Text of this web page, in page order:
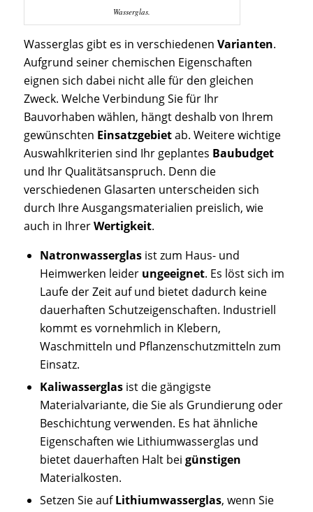
Wasserglas.
Wasserglas gibt es in verschiedenen Varianten.
Aufgrund seiner chemischen Eigenschaften
eignen sich dabei nicht alle für den gleichen
Zweck. Welche Verbindung Sie für Ihr
Bauvorhaben wählen, hängt deshalb von Ihrem
gewünschten Einsatzgebietab. Weitere wichtige
Auswahlkriterien sind Ihr geplantes Baubudget
und Ihr Qualitätsanspruch. Denn die
verschiedenen Glasarten unterscheiden sich
durch Ihre Ausgangsmaterialien preislich, wie
auch in IhrerWertigkeit.
Natronwasserglasist zum Haus- und
Heimwerken leider ungeeignet. Es löst sich im
Laufe der Zeit auf und bietet dadurch keine
dauerhaften Schutzeigenschaften. Industriell
kommt es vornehmlich in Klebern,
Waschmitteln und Pflanzenschutzmitteln zum
Einsatz.
Kaliwasserglasist die gängigste
Materialvariante, die Sie als Grundierung oder
Beschichtung verwenden. Es hat ähnliche
Eigenschaften wie Lithiumwasserglas und
bietet dauerhaften Halt bei günstigen
Materialkosten.
Setzen Sie aufLithiumwasserglas, wenn Sie